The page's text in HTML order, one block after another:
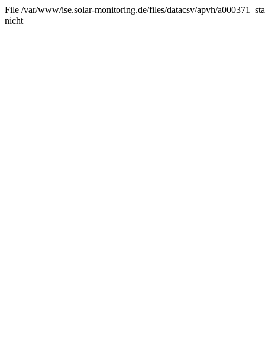
File /var/www/ise.solar-monitoring.de/files/datacsv/apvh/
nicht